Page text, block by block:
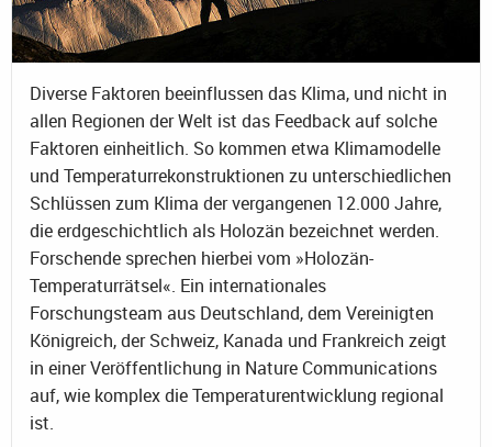
Diverse Faktoren beeinflussen das Klima, und nicht in
allen Regionen der Welt ist das Feedback auf solche
Faktoren einheitlich. So kommen etwa Klimamodelle
und Temperaturrekonstruktionen zu unterschiedlichen
Schlüssen zum Klima der vergangenen 12.000 Jahre,
die erdgeschichtlich als Holozän bezeichnet werden.
Forschende sprechen hierbei vom »Holozän-
Temperaturrätsel«. Ein internationales
Forschungsteam aus Deutschland, dem Vereinigten
Königreich, der Schweiz, Kanada und Frankreich zeigt
in einer Veröffentlichung in Nature Communications
auf, wie komplex die Temperaturentwicklung regional
ist.